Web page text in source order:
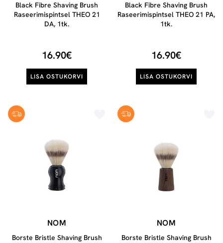
Black Fibre Shaving Brush
Raseerimispintsel THEO 21
DA, 1tk.
16.90€
LISA OSTUKORVI
Black Fibre Shaving Brush
Raseerimispintsel THEO 21 PA,
1tk.
16.90€
LISA OSTUKORVI
NOM
Borste Bristle Shaving Brush
NOM
Borste Bristle Shaving Brush